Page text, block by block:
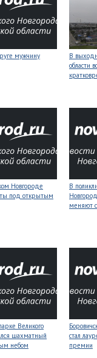
мужчину
В
области
Новгороде
под открытым
В
меняют
Великого
шахматный
небом
стал
премии